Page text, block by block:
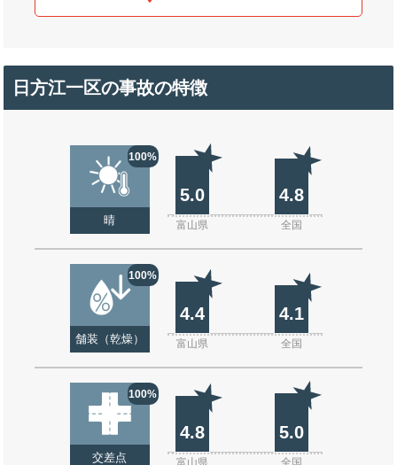
日方江一区の事故の特徴
100%
晴
5.0 4.8
富山県 全国
100%
舗装（乾燥）
4.4 4.1
富山県 全国
100%
交差点
4.8 5.0
富山県 全国